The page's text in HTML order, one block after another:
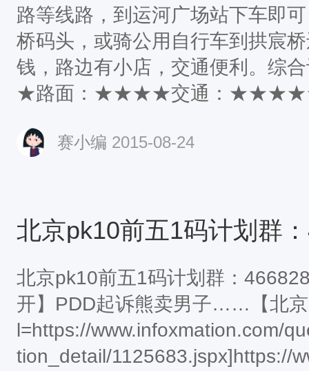
路等线路，到运河广场站下车即
桥码头，或骑公用自行车到拱宸
钱，路边有小店，交通便利。
★路面：★★★★交通：
赛小编 2015-08-24
北京pk10前五1码计划群：
开】PDD起诉熊卖男子……【北
l=https://www.infoxmation.com/
tion_detail/1125683.jspx]https://